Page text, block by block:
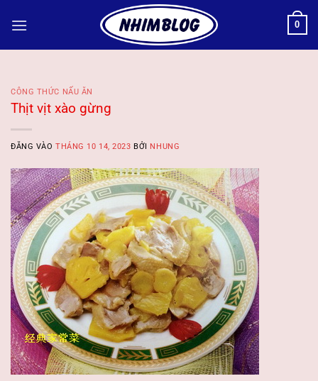
qua
0
CÔNG THỨC NẤU ĂN
Thịt vịt xào gừng
ĐĂNG VÀOTHÁNG 10 14, 2023 BỞI NHUNG